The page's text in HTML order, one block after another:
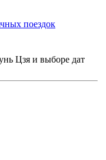
поездок
Цзя и выборе дат